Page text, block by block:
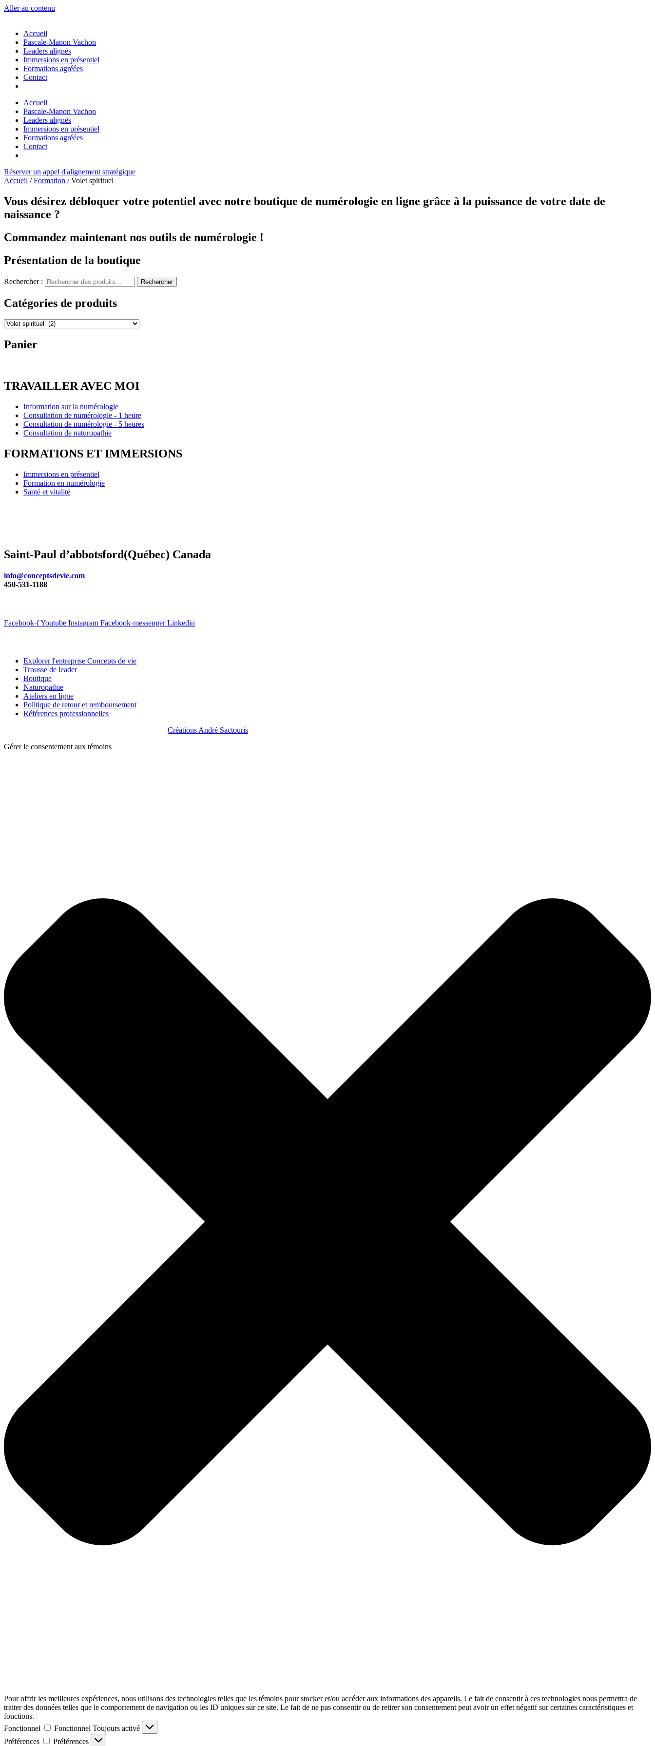
Aller au contenu
Accueil
Pascale-Manon Vachon
Leaders alignés
Immersions en présentiel
Formations agréées
Contact
Accueil
Pascale-Manon Vachon
Leaders alignés
Immersions en présentiel
Formations agréées
Contact
Réserver un appel d'alignement stratégique
Accueil /Formation / Volet spirituel
Vous désirez débloquer votre potentiel avec notre boutique de numérologie en ligne grâce à la puissance de votre date de
naissance ?
Commandez maintenant nos outils de numérologie !
Présentation de la boutique
Rechercher : Rechercher
Catégories de produits
Panier
TRAVAILLER AVEC MOI
Information sur la numérologie
Consultation de numérologie - 1 heure
Consultation de numérologie - 5 heures
Consultation de naturopathie
FORMATIONS ET IMMERSIONS
Immersions en présentiel
Formation en numérologie
Santé et vitalité
Saint-Paul d’abbotsford(Québec) Canada
info@conceptsdevie.com
450-531-1188
Facebook-fYoutube Instagram Facebook-messenger Linkedin
Explorer l'entreprise Concepts de vie
Trousse de leader
Boutique
Naturopathie
Ateliers en ligne
Politique de retour et remboursement
Références professionnelles
Créations André Sactouris
Gérer le consentement aux témoins
Pour offrir les meilleures expériences, nous utilisons des technologies telles que les témoins pour stocker et/ou accéder aux informations des appareils. Le fait de consentir à ces technologies nous permettra de
traiter des données telles que le comportement de navigation ou les ID uniques sur ce site. Le fait de ne pas consentir ou de retirer son consentement peut avoir un effet négatif sur certaines caractéristiques et
fonctions.
Fonctionnel
Fonctionnel Toujours activé
Préférences
Préférences